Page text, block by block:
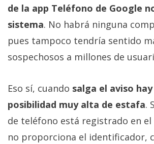
de la app Teléfono de Google
sistema. No habrá ninguna
pues tampoco tendría sentido
sospechosos a millones de
Eso sí, cuando salga el aviso
posibilidad muy alta de estafa.
de teléfono está registrado en
no proporciona el identificador,